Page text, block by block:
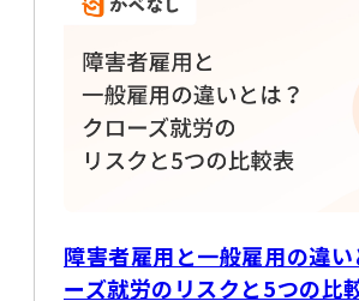
障害者雇用と一般雇用の違
ーズ就労のリスクと5つの比